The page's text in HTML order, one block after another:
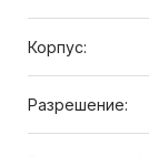
Корпус:
Разрешение: